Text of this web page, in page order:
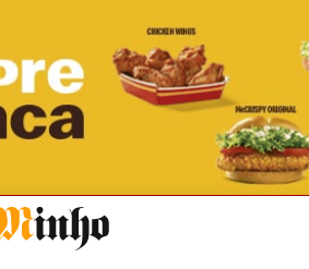
Livraria DM Arquidiocese Braga